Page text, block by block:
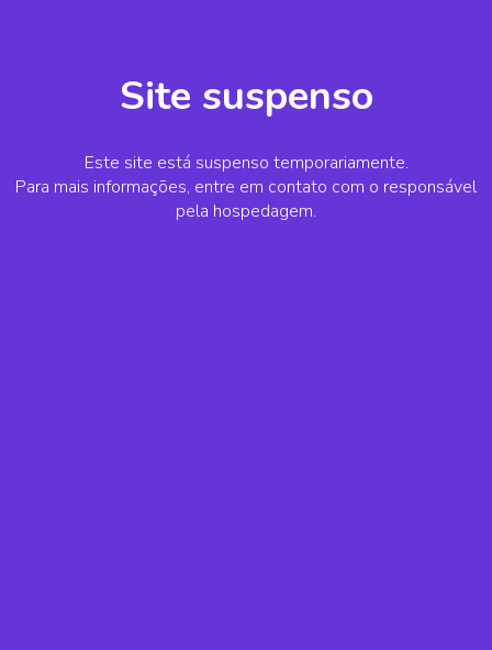
Site suspenso
Este site está suspenso temporariamente.
Para mais informações, entre em contato com o responsável
pela hospedagem.